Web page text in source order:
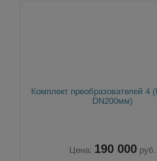
Комплект преобразователей 4
DN200мм)
Цена: 190 000 руб.